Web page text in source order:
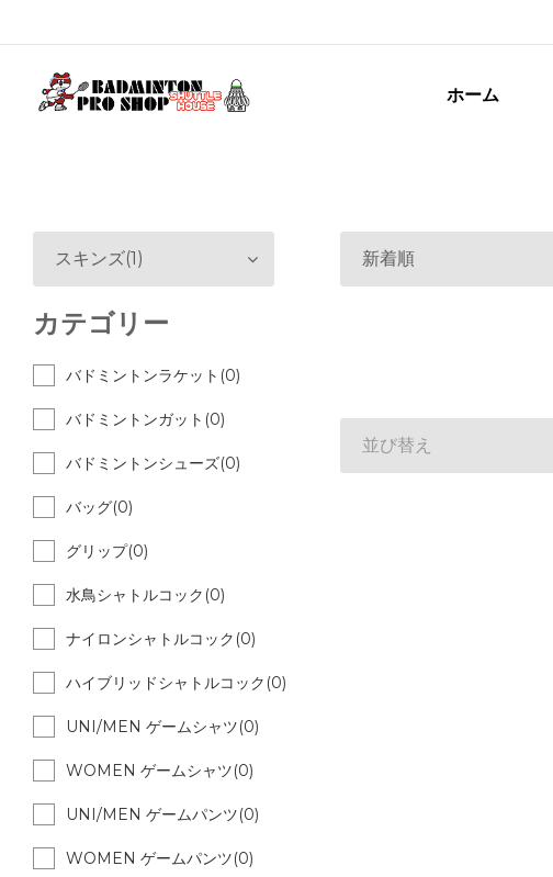
ホーム
新着順
並び替え
スキンズ(1)
カテゴリー
バドミントンラケット(0)
バドミントンガット(0)
バドミントンシューズ(0)
バッグ(0)
グリップ(0)
水鳥シャトルコック(0)
ナイロンシャトルコック(0)
ハイブリッドシャトルコック(0)
UNI/MEN ゲームシャツ(0)
WOMEN ゲームシャツ(0)
UNI/MEN ゲームパンツ(0)
WOMEN ゲームパンツ(0)